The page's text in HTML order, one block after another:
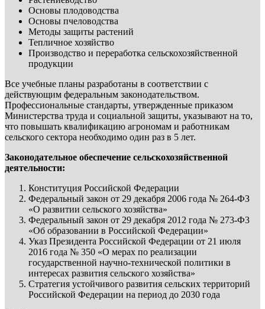
Основы плодоводства
Основы пчеловодства
Методы защиты растений
Тепличное хозяйство
Производство и переработка сельскохозяйственной
продукции
Все учебные планы разработаны в соответствии с
действующим федеральным законодательством.
Профессиональные стандарты, утвержденные приказом
Министерства труда и социальной защиты, указывают на то,
что повышать квалификацию агрономам и работникам
сельского сектора необходимо один раз в 5 лет.
Законодательное обеспечение сельскохозяйственной
деятельности:
Конституция Российской Федерации
Федеральный закон от 29 декабря 2006 года № 264-ФЗ
«О развитии сельского хозяйства»
Федеральный закон от 29 декабря 2012 года № 273-Ф3
«Об образовании в Российской Федерации»
Указ Президента Российской Федерации от 21 июля
2016 года № 350 «О мерах по реализации
государственной научно-технической политики в
интересах развития сельского хозяйства»
Стратегия устойчивого развития сельских территорий
Российской Федерации на период до 2030 года